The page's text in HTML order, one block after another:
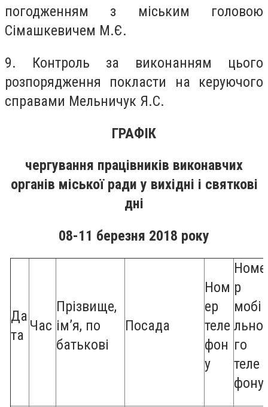
погодженням з міським головою
Сімашкевичем М.Є.
9. Контроль за виконанням цього
розпорядження покласти на керуючого
справами Мельничук Я.С.
ГРАФІК
чергування працівників виконавчих
органів міської ради у вихідні і святкові
дні
08-11 березня 2018 року
Да
та
Час
Прізвище,
ім’я, по
батькові
Посада
Ном
ер
теле
фон
у
Номе
р
мобі
льно
го
теле
фону